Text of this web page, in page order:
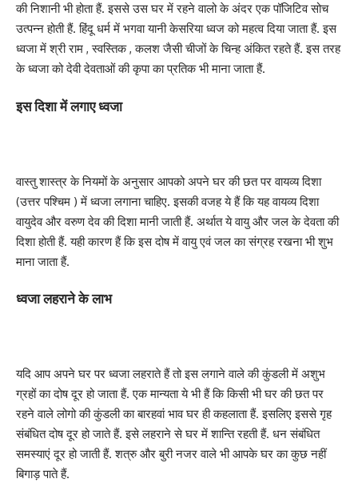
की निशानी भी होता हैं. इससे उस घर में रहने वालो के अंदर एक पॉजिटिव सोच
उत्पन्न होती हैं. हिंदू धर्म में भगवा यानी केसरिया ध्वज को महत्व दिया जाता हैं. इस
ध्वजा में श्री राम , स्वस्तिक , कलश जैसी चीजों के चिन्ह अंकित रहते हैं. इस तरह
के ध्वजा को देवी देवताओं की कृपा का प्रतिक भी माना जाता हैं.
इस दिशा में लगाए ध्वजा
वास्तु शास्त्र के नियमों के अनुसार आपको अपने घर की छत पर वायव्य दिशा
(उत्तर पश्चिम ) में ध्वजा लगाना चाहिए. इसकी वजह ये हैं कि यह वायव्य दिशा
वायुदेव और वरुण देव की दिशा मानी जाती हैं. अर्थात ये वायु और जल के देवता की
दिशा होती हैं. यही कारण हैं कि इस दोष में वायु एवं जल का संग्रह रखना भी शुभ
माना जाता हैं.
ध्वजा लहराने के लाभ
यदि आप अपने घर पर ध्वजा लहराते हैं तो इस लगाने वाले की कुंडली में अशुभ
ग्रहों का दोष दूर हो जाता हैं. एक मान्यता ये भी हैं कि किसी भी घर की छत पर
रहने वाले लोगो की कुंडली का बारहवां भाव घर ही कहलाता हैं. इसलिए इससे गृह
संबंधित दोष दूर हो जाते हैं. इसे लहराने से घर में शान्ति रहती हैं. धन संबंधित
समस्याएं दूर हो जाती हैं. शत्रु और बुरी नजर वाले भी आपके घर का कुछ नहीं
बिगाड़ पाते हैं.